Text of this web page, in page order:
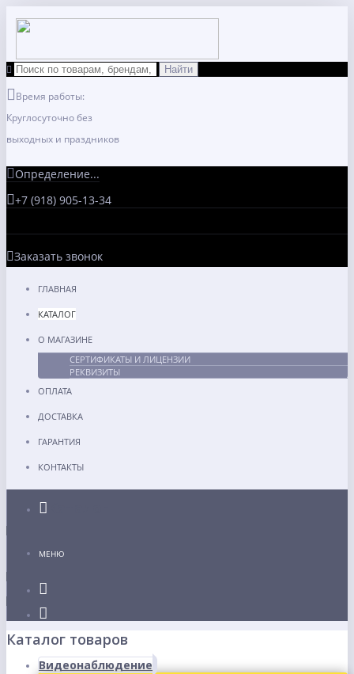
Время работы:
Круглосуточно без
выходных и праздников
Определение...
+7 (918) 905-13-34
Заказать звонок
ГЛАВНАЯ
КАТАЛОГ
О МАГАЗИНЕ
СЕРТИФИКАТЫ И ЛИЦЕНЗИИ
РЕКВИЗИТЫ
ОПЛАТА
ДОСТАВКА
ГАРАНТИЯ
КОНТАКТЫ
МЕНЮ
Каталог товаров
Видеонаблюдение